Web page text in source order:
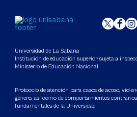
Universidad de La Sabana
Institución de educación superior sujeta a
Ministerio de Educación Nacional
Protocolo de atención para casos de acoso,
género, así como de comportamientos
fundamentales de la Universidad